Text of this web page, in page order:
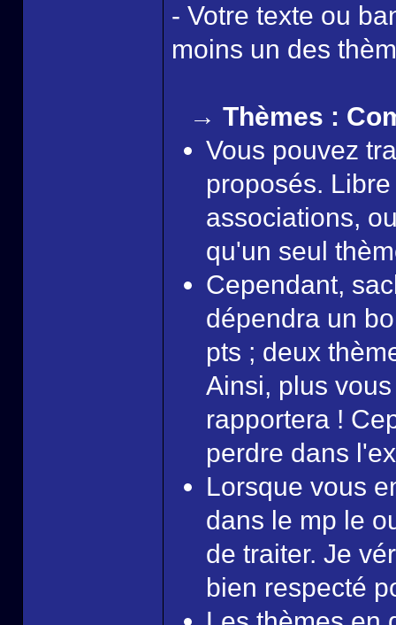
- Votre texte ou
moins un des
→ Thèmes :
Vous pouvez
proposés.
associations,
qu'un seul
Cependant,
dépendra un
pts ; deux
Ainsi, plus
rapportera !
perdre dans
Lorsque vous
dans le mp le
de traiter. Je
bien respecté